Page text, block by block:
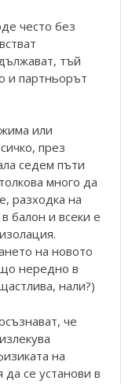
често без
тъй
и партньорът
или
през
седем пъти
много да
разходка на
балон и всеки е
на новото
нередно в
нали?)
че
на
се установи в